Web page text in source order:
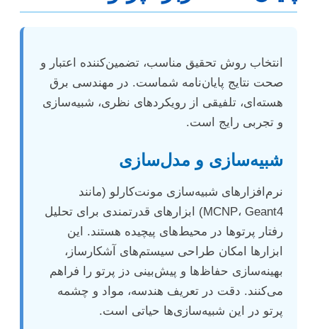
انتخاب روش تحقیق مناسب، تضمین‌کننده اعتبار و
صحت نتایج پایان‌نامه شماست. در مهندسی برق
هسته‌ای، تلفیقی از رویکردهای نظری، شبیه‌سازی
و تجربی رایج است.
شبیه‌سازی و مدل‌سازی
نرم‌افزارهای شبیه‌سازی مونت‌کارلو (مانند
MCNP، Geant4) ابزارهای قدرتمندی برای تحلیل
رفتار پرتوها در محیط‌های پیچیده هستند. این
ابزارها امکان طراحی سیستم‌های آشکارساز،
بهینه‌سازی حفاظ‌ها و پیش‌بینی دز پرتو را فراهم
می‌کنند. دقت در تعریف هندسه، مواد و چشمه
پرتو در این شبیه‌سازی‌ها حیاتی است.